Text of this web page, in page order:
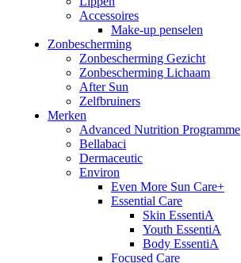
Accessoires
Make-up penselen
Zonbescherming
Zonbescherming Gezicht
Zonbescherming Lichaam
After Sun
Zelfbruiners
Merken
Advanced Nutrition Programme
Bellabaci
Dermaceutic
Environ
Even More Sun Care+
Essential Care
Skin EssentiA
Youth EssentiA
Body EssentiA
Focused Care